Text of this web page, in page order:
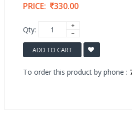
PRICE: 330.00
Qty:
ADD TO CART
To order this product by phone :